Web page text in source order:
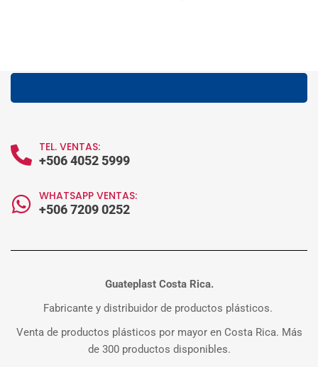
TEL. VENTAS:
+506 4052 5999
WHATSAPP VENTAS:
+506 7209 0252
Guateplast Costa Rica.
Fabricante y distribuidor de productos plásticos.
Venta de productos plásticos por mayor en Costa Rica. Más
de 300 productos disponibles.